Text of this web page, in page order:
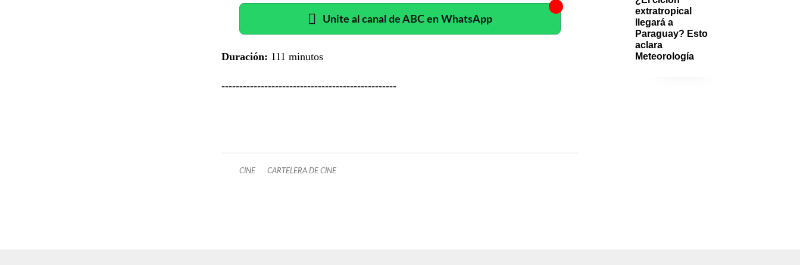
extratropical
llegará a
Paraguay? Esto
aclara
Meteorología
Unite al canal de ABC en WhatsApp
Duración: 111 minutos
-------------------------------------------------
CINE CARTELERA DE CINE